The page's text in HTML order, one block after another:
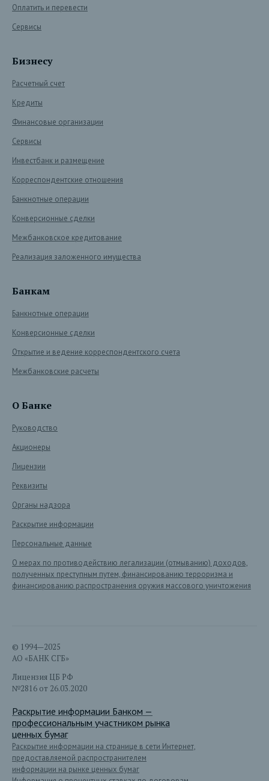
Оплатить и перевести
Сервисы
Бизнесу
Расчетный счет
Кредиты
Финансовые организации
Сервисы
Инвестбанк и размещение
Корреспондентские отношения
Банкнотные операции
Конверсионные сделки
Межбанковское кредитование
Реализация заложенного имущества
Банкам
Банкнотные операции
Конверсионные сделки
Открытие и ведение корреспондентского счета
Межбанковские расчеты
О Банке
Руководство
Акционеры
Лицензии
Реквизиты
Органы надзора
Раскрытие информации
Персональные данные
О мерах по противодействию легализации (отмыванию) доходов,
полученных преступным путем, финансированию терроризма и
финансированию распространения оружия массового уничтожения
© 1994—2025
АО «БАНК СГБ»
Лицензия ЦБ РФ
№2816 от 26.03.2020
Раскрытие информации Банком —
профессиональным участником рынка
ценных бумаг
Раскрытие информации на странице в сети Интернет,
предоставляемой распространителем
информации на рынке ценных бумаг